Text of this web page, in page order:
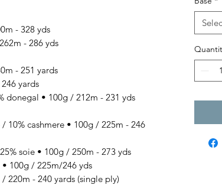
- 328 yds
- 286 yds
- 251 yards
yards
donegal • 100g / 212m - 231 yds
10% cashmere • 100g / 225m - 246
soie • 100g / 250m - 273 yds
• 100g / 225m/246 yds
220m - 240 yards (single ply)